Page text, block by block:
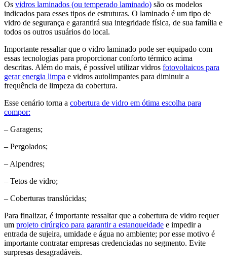
Os vidros laminados (ou temperado laminado) são os modelos
indicados para esses tipos de estruturas. O laminado é um tipo de
vidro de segurança e garantirá sua integridade física, de sua família e
todos os outros usuários do local.
Importante ressaltar que o vidro laminado pode ser equipado com
essas tecnologias para proporcionar conforto térmico acima
descritas. Além do mais, é possível utilizar vidros fotovoltaicos para
gerar energia limpa e vidros autolimpantes para diminuir a
frequência de limpeza da cobertura.
Esse cenário torna a cobertura de vidro em ótima escolha para
compor:
– Garagens;
– Pergolados;
– Alpendres;
– Tetos de vidro;
– Coberturas translúcidas;
Para finalizar, é importante ressaltar que a cobertura de vidro requer
um projeto cirúrgico para garantir a estanqueidade e impedir a
entrada de sujeira, umidade e água no ambiente; por esse motivo é
importante contratar empresas credenciadas no segmento. Evite
surpresas desagradáveis.